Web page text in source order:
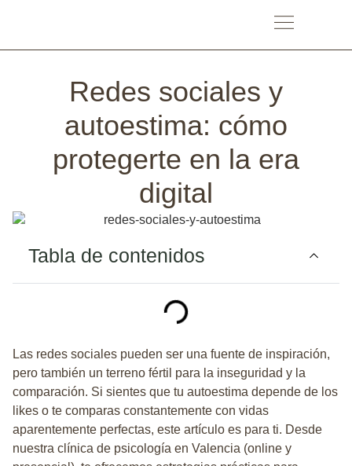
Redes sociales y
autoestima: cómo
protegerte en la era
digital
Tabla de contenidos
Las redes sociales pueden ser una fuente de inspiración,
pero también un terreno fértil para la inseguridad y la
comparación. Si sientes que tu autoestima depende de los
likes o te comparas constantemente con vidas
aparentemente perfectas, este artículo es para ti. Desde
nuestra clínica de psicología en Valencia (online y